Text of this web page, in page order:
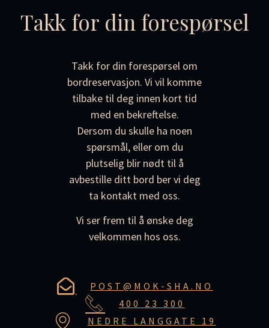
Takk for din forespørsel
Takk for din forespørsel om
bordreservasjon. Vi vil komme
tilbake til deg innen kort tid
med en bekreftelse.
Dersom du skulle ha noen
spørsmål, eller om du
plutselig blir nødt til å
avbestille ditt bord ber vi deg
ta kontakt med oss.
Vi ser frem til å ønske deg
velkommen hos oss.
POST@MOK-SHA.NO
400 23 300
NEDRE LANGGATE 19